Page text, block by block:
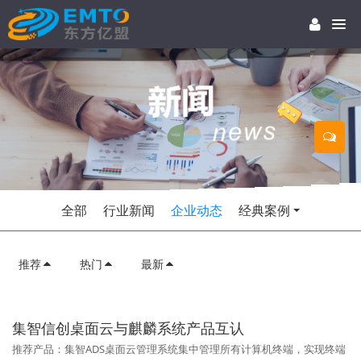
全部 行业新闻 企业动态 经典案例
推荐 热门 最新
集智信创桌面云与麒麟系统产品互认
推荐产品：集智ADS桌面云管理系统集中管理所有计算机终端，实现终端